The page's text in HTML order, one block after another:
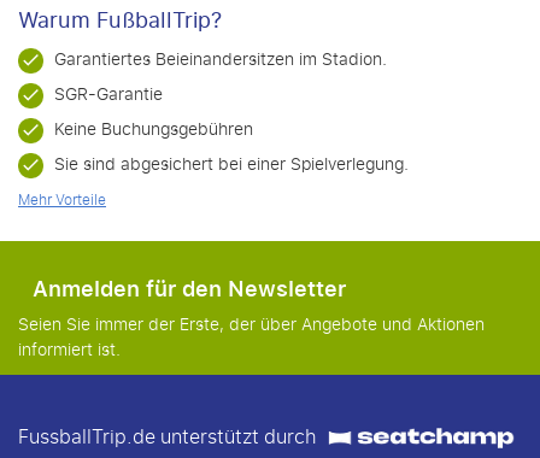
Warum FußballTrip?
Garantiertes Beieinandersitzen im Stadion.
SGR-Garantie
Keine Buchungsgebühren
Sie sind abgesichert bei einer Spielverlegung.
Mehr Vorteile
Anmelden für den Newsletter
Seien Sie immer der Erste, der über Angebote und Aktionen
informiert ist.
FussballTrip.de unterstützt durch